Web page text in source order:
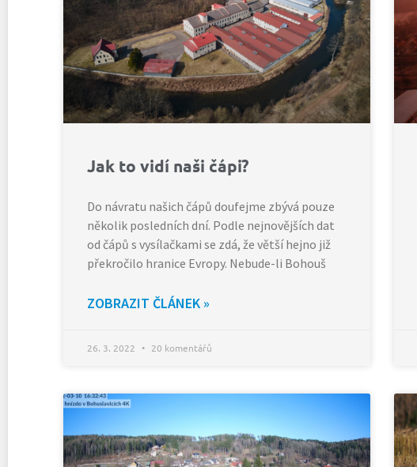
Jak to vidí naši čápi?
Do návratu našich čápů doufejme zbývá pouze
několik posledních dní. Podle nejnovějších dat
od čápů s vysílačkami se zdá, že větší hejno již
překročilo hranice Evropy. Nebude-li Bohouš
ZOBRAZIT ČLÁNEK »
26. 3. 2022 20 komentářů